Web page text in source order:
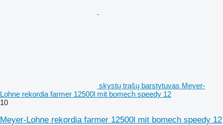
skystų trąšų barstytuvas Meyer-
Lohne rekordia farmer 12500l mit bomech speedy 12
10
Meyer-Lohne rekordia farmer 12500l mit bomech speedy 12